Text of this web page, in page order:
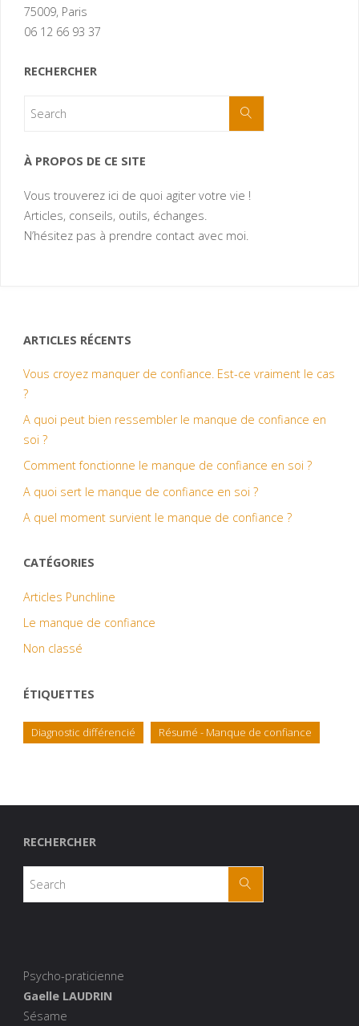
75009, Paris
06 12 66 93 37
RECHERCHER
À PROPOS DE CE SITE
Vous trouverez ici de quoi agiter votre vie !
Articles, conseils, outils, échanges.
N’hésitez pas à prendre contact avec moi.
ARTICLES RÉCENTS
Vous croyez manquer de confiance. Est-ce vraiment le cas
?
A quoi peut bien ressembler le manque de confiance en
soi ?
Comment fonctionne le manque de confiance en soi ?
A quoi sert le manque de confiance en soi ?
A quel moment survient le manque de confiance ?
CATÉGORIES
Articles Punchline
Le manque de confiance
Non classé
ÉTIQUETTES
Diagnostic différencié Résumé - Manque de confiance
RECHERCHER
Psycho-praticienne
Gaelle LAUDRIN
Sésame